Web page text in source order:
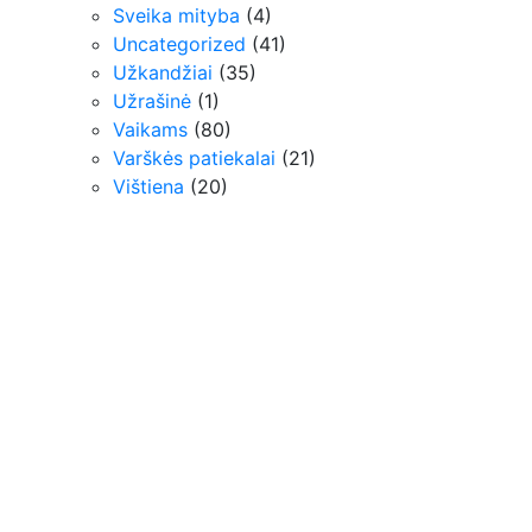
Sveika mityba (4)
Uncategorized (41)
Užkandžiai (35)
Užrašinė (1)
Vaikams (80)
Varškės patiekalai (21)
Vištiena (20)